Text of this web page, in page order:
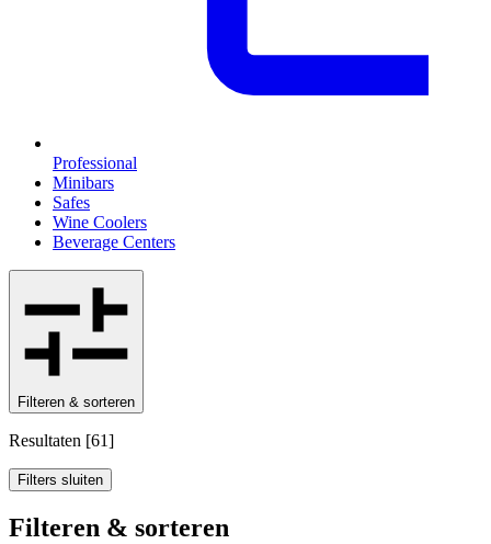
Professional
Minibars
Safes
Wine Coolers
Beverage Centers
Filteren & sorteren
Resultaten [61]
Filters sluiten
Filteren & sorteren